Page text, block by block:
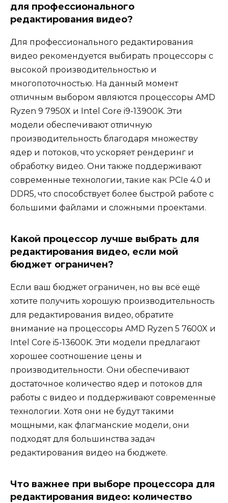
для профессионального
редактирования видео?
Для профессионального редактирования
видео рекомендуется выбирать процессоры с
высокой производительностью и
многопоточностью. На данный момент
отличным выбором являются процессоры AMD
Ryzen 9 7950X и Intel Core i9-13900K. Эти
модели обеспечивают отличную
производительность благодаря множеству
ядер и потоков, что ускоряет рендеринг и
обработку видео. Они также поддерживают
современные технологии, такие как PCIe 4.0 и
DDR5, что способствует более быстрой работе с
большими файлами и сложными проектами.
Какой процессор лучше выбрать для
редактирования видео, если мой
бюджет ограничен?
Если ваш бюджет ограничен, но вы всё ещё
хотите получить хорошую производительность
для редактирования видео, обратите
внимание на процессоры AMD Ryzen 5 7600X и
Intel Core i5-13600K. Эти модели предлагают
хорошее соотношение цены и
производительности. Они обеспечивают
достаточное количество ядер и потоков для
работы с видео и поддерживают современные
технологии. Хотя они не будут такими
мощными, как флагманские модели, они
подходят для большинства задач
редактирования видео на бюджете.
Что важнее при выборе процессора для
редактирования видео: количество